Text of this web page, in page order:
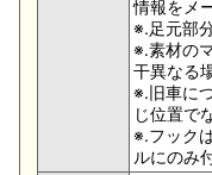
情報をメ
※.足元部
※.素材の
干異なる
※.旧車に
じ位置で
※.フック
ルにのみ